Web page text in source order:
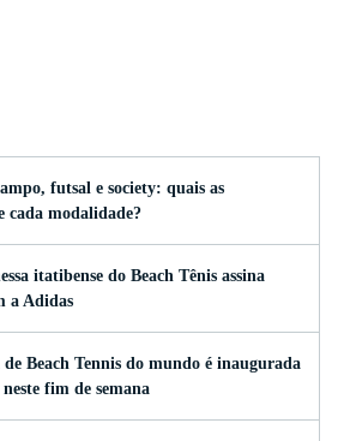
futsal e society: quais as
cada modalidade?
itatibense do Beach Tênis assina
a Adidas
Beach Tennis do mundo é inaugurada
fim de semana